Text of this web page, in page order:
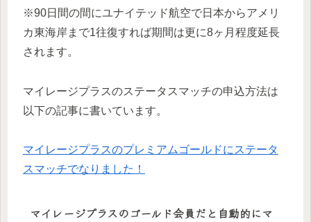
※90日間の間にユナイテッド航空で日本からアメリ
カ東海岸まで1往復すれば期間は更に8ヶ月程度延長
されます。
マイレージプラスのステータスマッチの申込方法は
以下の記事に書いています。
マイレージプラスのプレミアムゴールドにステータ
スマッチでなりました！
マイレージプラスのゴールド会員だと自動的にマ